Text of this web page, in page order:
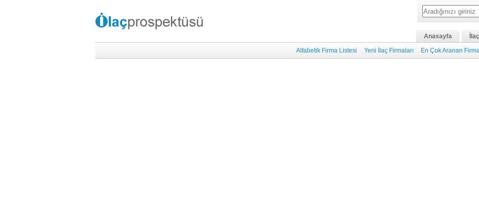
Anasayfa
Alfabetik Firma Listesi Yeni İlaç Firmaları En Çok Aranan